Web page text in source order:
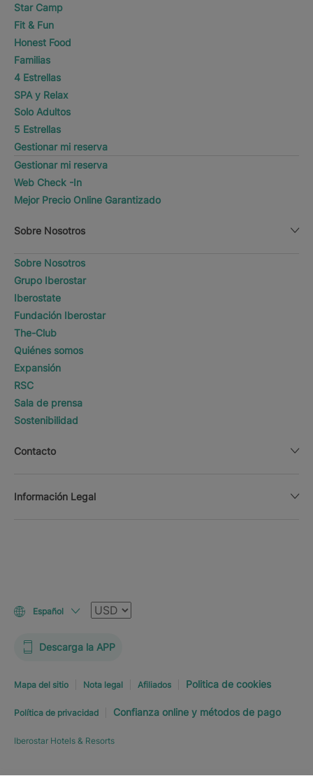
Star Camp
Fit & Fun
Honest Food
Familias
4 Estrellas
SPA y Relax
Solo Adultos
5 Estrellas
Gestionar mi reserva
Gestionar mi reserva
Web Check -In
Mejor Precio Online Garantizado
Sobre Nosotros
Sobre Nosotros
Grupo Iberostar
Iberostate
Fundación Iberostar
The-Club
Quiénes somos
Expansión
RSC
Sala de prensa
Sostenibilidad
Contacto
Información Legal
Español Moneda
Descarga la APP
Mapa del sitio Nota legal Afiliados Politica de cookies
Política de privacidad Confianza online y métodos de pago
Iberostar Hotels & Resorts